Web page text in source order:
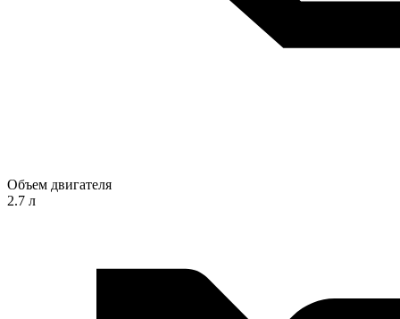
Объем двигателя
2.7 л